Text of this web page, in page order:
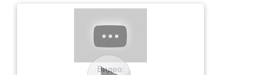
Видео: